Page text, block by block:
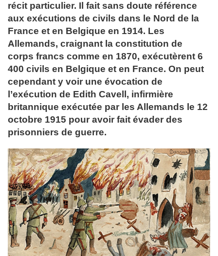
récit particulier. Il fait sans doute référence
aux exécutions de civils dans le Nord de la
France et en Belgique en 1914. Les
Allemands, craignant la constitution de
corps francs comme en 1870, exécutèrent 6
400 civils en Belgique et en France. On peut
cependant y voir une évocation de
l’exécution de Edith Cavell, infirmière
britannique exécutée par les Allemands le 12
octobre 1915 pour avoir fait évader des
prisonniers de guerre.